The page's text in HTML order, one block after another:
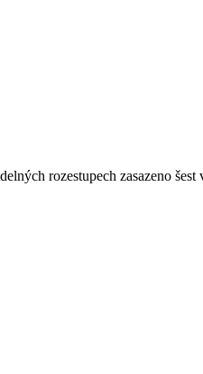
rozestupech zasazeno